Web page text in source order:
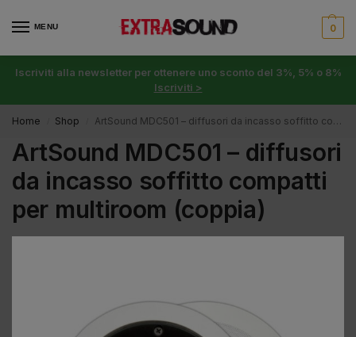
MENU 0
Iscriviti alla newsletter per ottenere uno sconto del 3%, 5% o 8%
Iscriviti >
Home Shop ArtSound MDC501 – diffusori da incasso soffitto compatti per multiroom (coppia)
ArtSound MDC501 – diffusori
da incasso soffitto compatti
per multiroom (coppia)